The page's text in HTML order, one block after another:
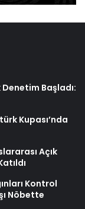
Başladı:
Kupası’nda
Açık
Kontrol
Nöbette